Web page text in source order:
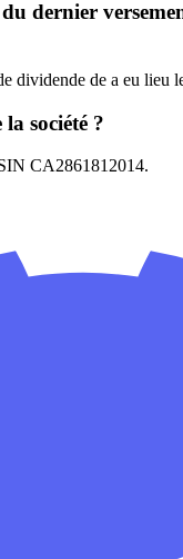
dernier
dividende de a eu lieu
société ?
CA2861812014.